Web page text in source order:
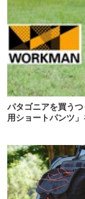
パタゴニアを買う
用ショートパンツ